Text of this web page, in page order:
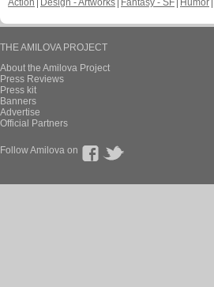
Action Design - Artworks Fantasy - SF Humor
THE AMILOVA PROJECT
About the Amilova Project
Press Reviews
Press kit
Banners
Advertise
Official Partners
Follow Amilova on